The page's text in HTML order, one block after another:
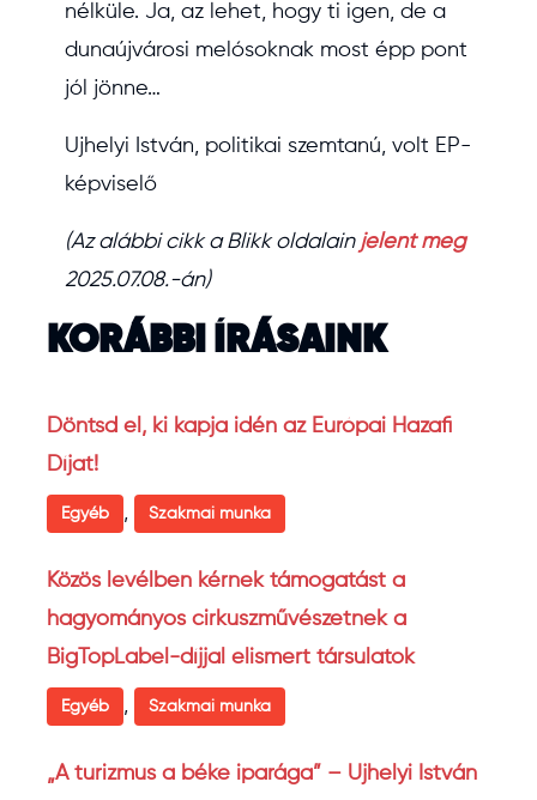
nélküle. Ja, az lehet, hogy ti igen, de a
dunaújvárosi melósoknak most épp pont
jól jönne…
Ujhelyi István, politikai szemtanú, volt EP-
képviselő
(Az alábbi cikk a Blikk oldalain jelent meg
2025.07.08.-án)
KORÁBBI ÍRÁSAINK
Döntsd el, ki kapja idén az Európai Hazafi
Díjat!
Egyéb , Szakmai munka
Közös levélben kérnek támogatást a
hagyományos cirkuszművészetnek a
BigTopLabel-díjjal elismert társulatok
Egyéb , Szakmai munka
„A turizmus a béke iparága” – Ujhelyi István